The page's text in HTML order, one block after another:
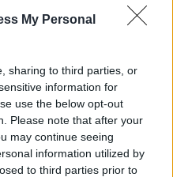
My Personal
sharing to third parties, or
information for
use the below opt-out
Please note that after your
may continue seeing
information utilized by
to third parties prior to